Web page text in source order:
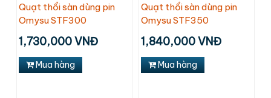
Quạt thổi sàn dùng pin
Omysu STF300
1,730,000 VNĐ
Mua hàng
Quạt thổi sàn dùng pin
Omysu STF350
1,840,000 VNĐ
Mua hàng